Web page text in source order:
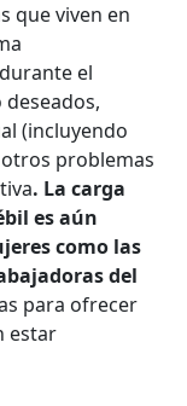
que viven en
el
(incluyendo
problemas
. La carga
es aún
como las
del
para ofrecer
estar